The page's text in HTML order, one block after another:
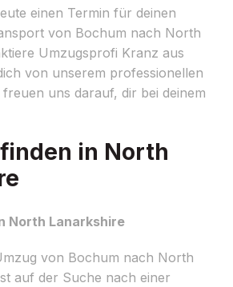
einen Termin für deinen
von Bochum nach North
Umzugsprofi Kranz aus
von unserem professionellen
uns darauf, dir bei deinem
in North
North Lanarkshire
von Bochum nach North
auf der Suche nach einer